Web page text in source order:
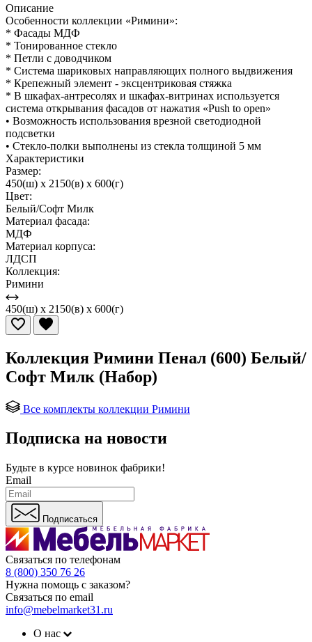
Описание
Особенности коллекции «Римини»:
* Фасады МДФ
* Тонированное стекло
* Петли с доводчиком
* Система шариковых направляющих полного выдвижения
* Крепежный элемент - эксцентриковая стяжка
* В шкафах-антресолях и шкафах-витринах используется
система открывания фасадов от нажатия «Push to open»
• Возможность использования врезной светодиодной
подсветки
• Стекло-полки выполнены из стекла толщиной 5 мм
Характеристики
Размер:
450(ш) x 2150(в) x 600(г)
Цвет:
Белый/Софт Милк
Материал фасада:
МДФ
Материал корпуса:
ЛДСП
Коллекция:
Римини
450(ш) x 2150(в) x 600(г)
Коллекция Римини Пенал (600) Белый/
Софт Милк (Набор)
Все комплекты коллекции Римини
Подписка на новости
Будьте в курсе новинок фабрики!
Email
Подписаться
Связаться по телефонам
8 (800) 350 76 26
Нужна помощь с заказом?
Связаться по email
info@mebelmarket31.ru
О нас